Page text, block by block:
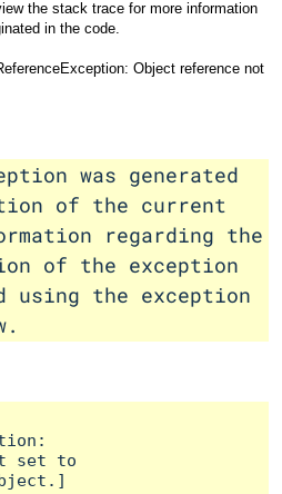
the stack trace for more information
in the code.
Object reference not
was generated
of the current
regarding the
of the exception
using the exception
set to